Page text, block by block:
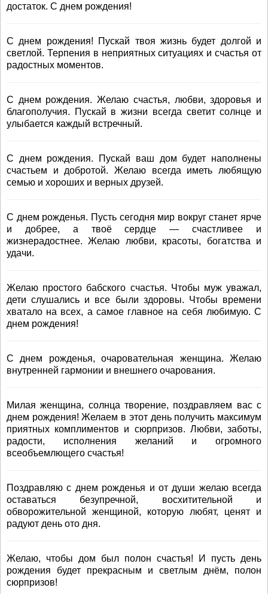
достаток. С днем рождения!
С днем рождения! Пускай твоя жизнь будет долгой и
светлой. Терпения в неприятных ситуациях и счастья от
радостных моментов.
С днем рождения. Желаю счастья, любви, здоровья и
благополучия. Пускай в жизни всегда светит солнце и
улыбается каждый встречный.
С днем рождения. Пускай ваш дом будет наполнены
счастьем и добротой. Желаю всегда иметь любящую
семью и хороших и верных друзей.
С днем рожденья. Пусть сегодня мир вокруг станет ярче
и добрее, а твоё сердце — счастливее и
жизнерадостнее. Желаю любви, красоты, богатства и
удачи.
Желаю простого бабского счастья. Чтобы муж уважал,
дети слушались и все были здоровы. Чтобы времени
хватало на всех, а самое главное на себя любимую. С
днем рождения!
С днем рожденья, очаровательная женщина. Желаю
внутренней гармонии и внешнего очарования.
Милая женщина, солнца творение, поздравляем вас с
днем рождения! Желаем в этот день получить максимум
приятных комплиментов и сюрпризов. Любви, заботы,
радости, исполнения желаний и огромного
всеобъемлющего счастья!
Поздравляю с днем рожденья и от души желаю всегда
оставаться безупречной, восхитительной и
обворожительной женщиной, которую любят, ценят и
радуют день ото дня.
Желаю, чтобы дом был полон счастья! И пусть день
рождения будет прекрасным и светлым днём, полон
сюрпризов!